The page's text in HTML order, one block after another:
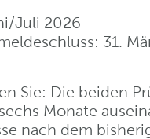
Juli 2026
31.
Sie: Die beiden
Monate
nach dem